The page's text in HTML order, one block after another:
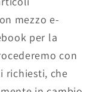
mezzo e-
per la
con
richiesti, che